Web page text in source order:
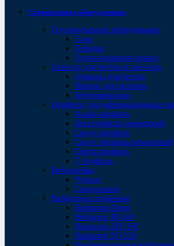
Строительное оборудование
Грузоподъемное оборудование
Тали
Лебедки
Грузоподъемные краны
Емкости для бетона и раствора
Бункеры для бетона
Ящики для раствора
Бетономешалки
Профили для деформационных
Альфа профиль
Бета профиль ремонтный
Синус профиль
Синус профиль ремонтный
Омега профиль
Т профиль
Виброрейки
Ручные
Секционные
Вибраторы глубинные
Вибратор Dingo
Вибратор JB-160
Вибратор ZIP-150
Bибратор FO-230